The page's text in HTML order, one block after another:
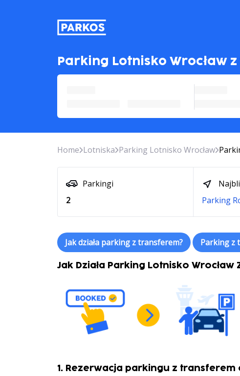
Parking Lotnisko Wrocław
Home Lotniska Parking Lotnisko Wrocław
Parkingi
2
Parking
Jak działa parking z transferem? Parking z
Jak Działa Parking Lotnisko Wrocław
1. Rezerwacja parkingu z transferem